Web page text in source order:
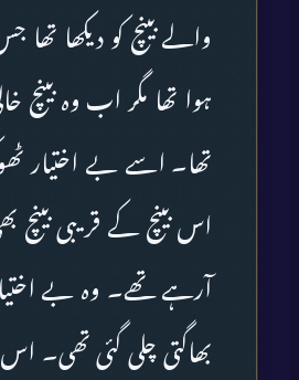
والے بینچ کو دیکھا تھا
ہوا تھا مگر اب وہ بینچ
تھا۔ اسے بے اختیار
اس بینچ کے قریبی بینچ
آرہے تھے۔ وہ بے
بھاگتی چلی گئی تھی۔